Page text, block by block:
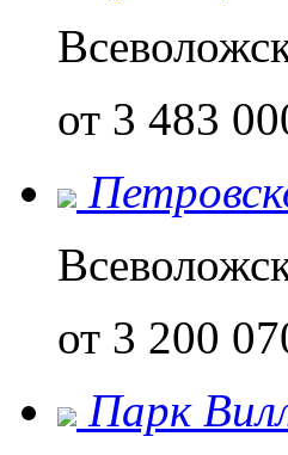
от 3 483
от 3 200
Парк